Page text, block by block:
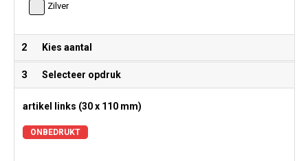
Zilver
2 Kies aantal
3 Selecteer opdruk
artikel links (30 x 110 mm)
ONBEDRUKT